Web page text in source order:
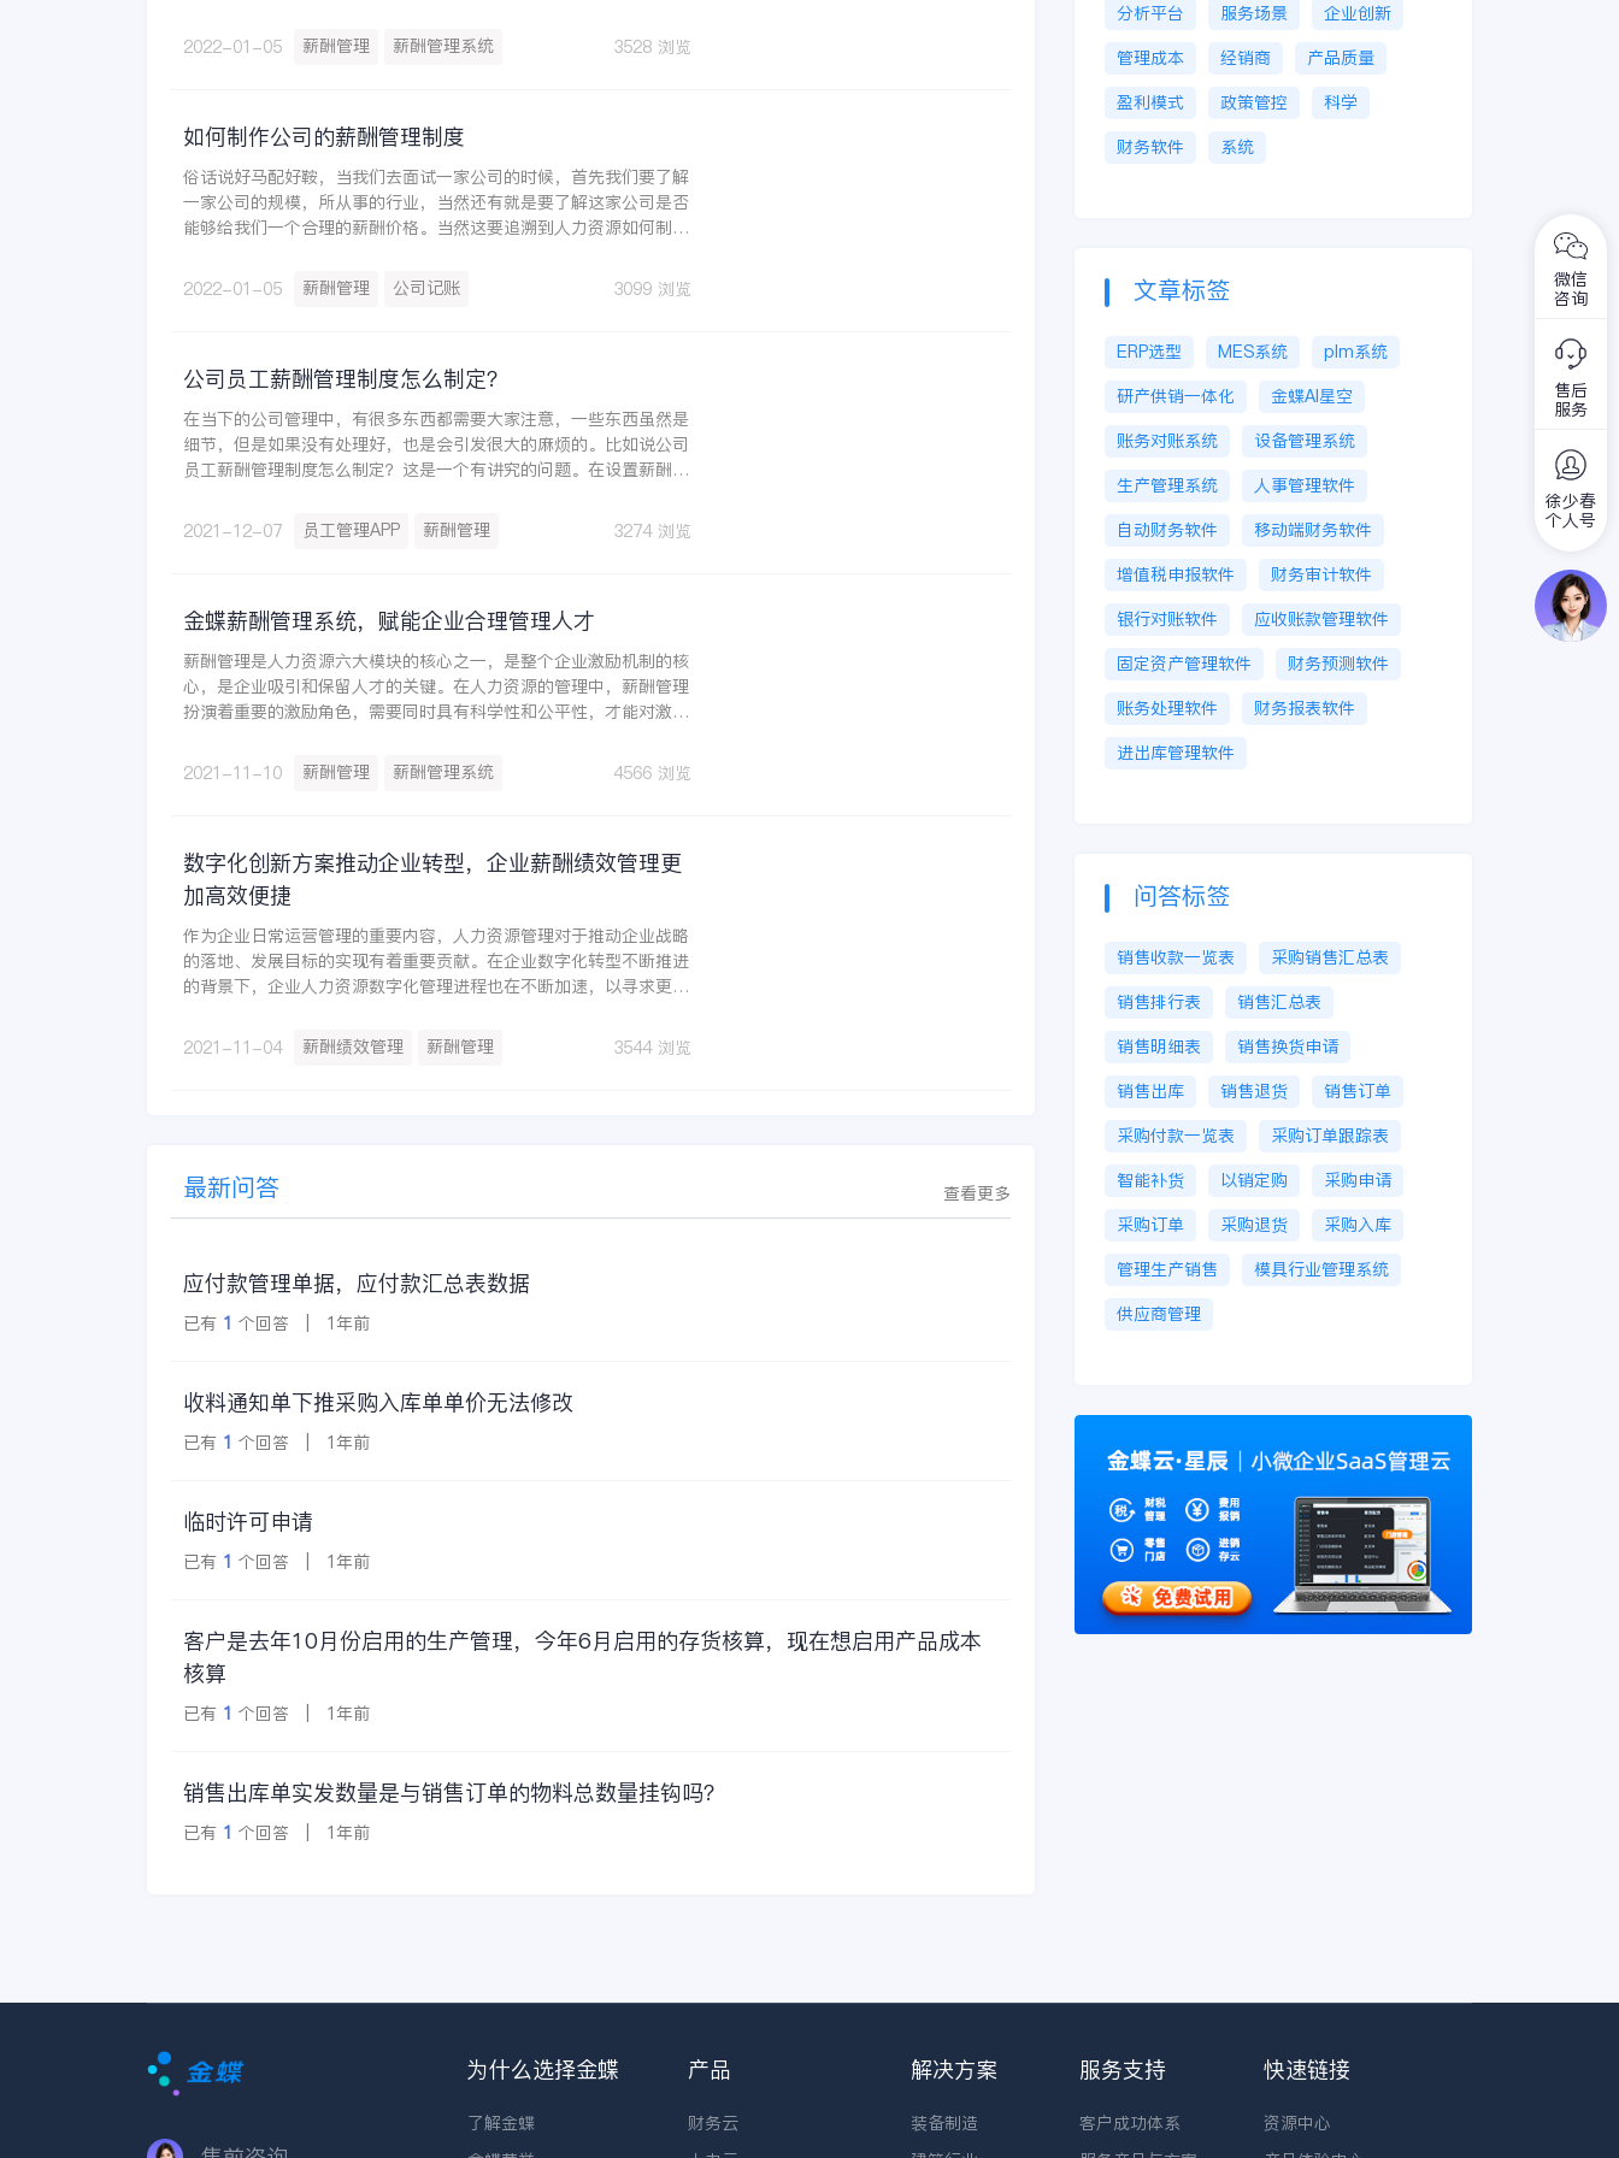
么呢？
2022-01-05 薪酬管理 薪酬管理系统 3528 浏览
如何制作公司的薪酬管理制度
俗话说好马配好鞍，当我们去面试一家公司的时候，首先我们要了解
一家公司的规模，所从事的行业，当然还有就是要了解这家公司是否
能够给我们一个合理的薪酬价格。当然这要追溯到人力资源如何制作
2022-01-05
薪酬管理 公司记账 3099 浏览
公司员工薪酬管理制度怎么制定？
在当下的公司管理中，有很多东西都需要大家注意，一些东西虽然是
细节，但是如果没有处理好，也是会引发很大的麻烦的。比如说公司
员工薪酬管理制度怎么制定？这是一个有讲究的问题。在设置薪酬管
平，还需要考虑到员工的生活成本。
2021-12-07 员工管理APP 薪酬管理 3274 浏览
金蝶薪酬管理系统，赋能企业合理管理人才
薪酬管理是人力资源六大模块的核心之一，是整个企业激励机制的核
心，是企业吸引和保留人才的关键。在人力资源的管理中，薪酬管理
扮演着重要的激励角色，需要同时具有科学性和公平性，才能对激发
2021-11-10
薪酬管理 薪酬管理系统 4566 浏览
数字化创新方案推动企业转型，企业薪酬绩效管理更
加高效便捷
作为企业日常运营管理的重要内容，人力资源管理对于推动企业战略
的落地、发展目标的实现有着重要贡献。在企业数字化转型不断推进
的背景下，企业人力资源数字化管理进程也在不断加速，以寻求更加
2021-11-04
薪酬绩效管理 薪酬管理 3544 浏览
最新问答 查看更多
应付款管理单据，应付款汇总表数据
已有 1 个回答 | 1年前
收料通知单下推采购入库单单价无法修改
已有 1 个回答 | 1年前
临时许可申请
已有 1 个回答 | 1年前
客户是去年10月份启用的生产管理，今年6月启用的存货核算，现在想启用产品成本
核算
已有 1 个回答 | 1年前
销售出库单实发数量是与销售订单的物料总数量挂钩吗？
已有 1 个回答 | 1年前
分析平台
服务场景
企业创新
管理成本
经销商
产品质量
盈利模式
政策管控
科学
财务软件
系统
文章标签
ERP选型 MES系统
plm系统
研产供销一体化
金蝶AI星空
账务对账系统
设备管理系统
生产管理系统
人事管理软件
自动财务软件
移动端财务软件
增值税申报软件
财务审计软件
银行对账软件
应收账款管理软件
固定资产管理软件
财务预测软件
账务处理软件
财务报表软件
进出库管理软件
问答标签
销售收款一览表
采购销售汇总表
销售排行表
销售汇总表
销售明细表
销售换货申请
销售出库
销售退货
销售订单
采购付款一览表
采购订单跟踪表
智能补货
以销定购
采购申请
采购订单
采购退货
采购入库
管理生产销售
模具行业管理系统
供应商管理
为什么选择金蝶
了解金蝶
产品
财务云
解决方案
装备制造
服务支持
客户成功体系
快速链接
资源中心
微信
咨询
售后
服务
徐少春
个人号